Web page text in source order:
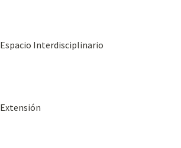
Espacio Interdisciplinario
Extensión